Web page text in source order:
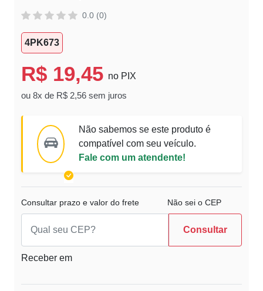
0.0 (0)
4PK673
R$ 19,45 no PIX
ou 8x de R$ 2,56 sem juros
Não sabemos se este produto é
compatível com seu veículo.
Fale com um atendente!
Consultar prazo e valor do frete Não sei o CEP
Consultar
Receber em